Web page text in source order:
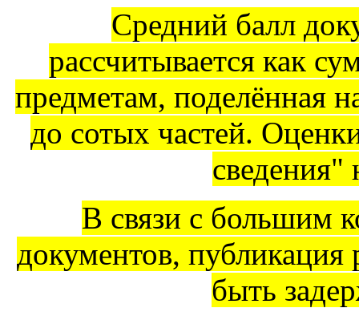
Средний балл
рассчитывается как
предметам, поделённая
до сотых частей.
сведения"
В связи с большим
документов, публикация
быть